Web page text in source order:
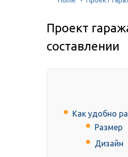
Проект
составлении
Как удобно
Размер
Дизайн